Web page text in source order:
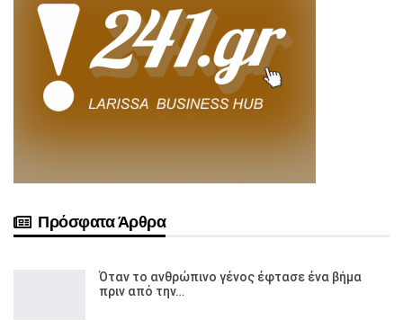
Πρόσφατα Άρθρα
Όταν το ανθρώπινο γένος έφτασε ένα βήμα
πριν από την…